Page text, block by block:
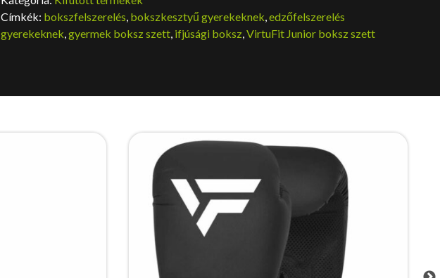
Címkék: bokszfelszerelés, bokszkesztyű gyerekeknek,edzőfelszerelés
gyerekeknek,gyermek boksz szett, ifjúsági boksz,VirtuFit Junior boksz szett